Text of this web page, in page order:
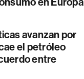
avanzan por
el petróleo
entre